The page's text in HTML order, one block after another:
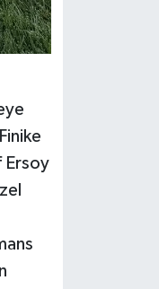
Ersoy